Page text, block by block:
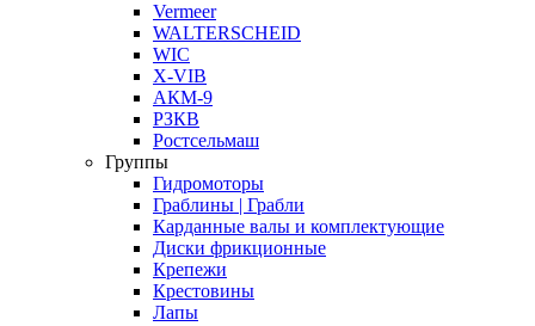
Vermeer
WALTERSCHEID
WIC
X-VIB
АКМ-9
РЗКВ
Ростсельмаш
Группы
Гидромоторы
Граблины | Грабли
Карданные валы и комплектующие
Диски фрикционные
Крепежи
Крестовины
Лапы